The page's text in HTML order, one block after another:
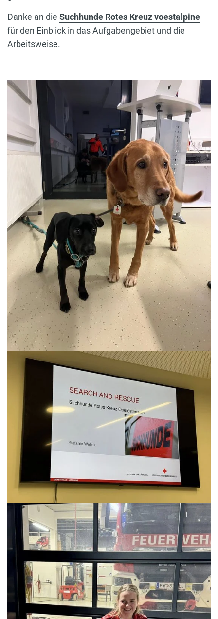
Danke an die Suchhunde Rotes Kreuz voestalpine
für den Einblick in das Aufgabengebiet und die
Arbeitsweise.